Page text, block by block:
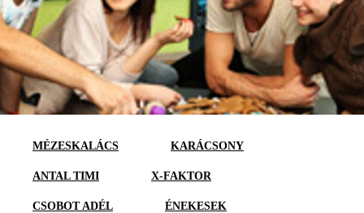
MÉZESKALÁCS KARÁCSONY
ANTAL TIMI X-FAKTOR
CSOBOT ADÉL ÉNEKESEK